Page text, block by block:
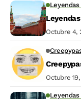
Leyendas
Octubre 4,
Octubre 19,